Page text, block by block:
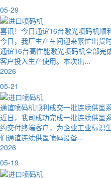
05-29
喜讯！今日通谊16台激光喷码机顺
今日，我厂生产车间迎来繁忙出货
通谊16台高性能激光喷码机全部完
客户投入生产使用。本次出...
2026
05-21
通谊喷码机顺利成交一批连续供墨
近日，我司成功完成一批连续供墨
约交付终端客户，为企业工业标识
们通谊连续供墨喷码设备...
2026
05-19